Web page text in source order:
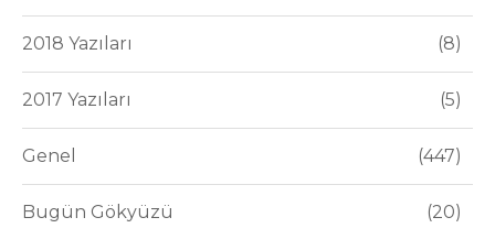
2018 Yazıları 8
2017 Yazıları 5
Genel 447
Bugün Gökyüzü 20